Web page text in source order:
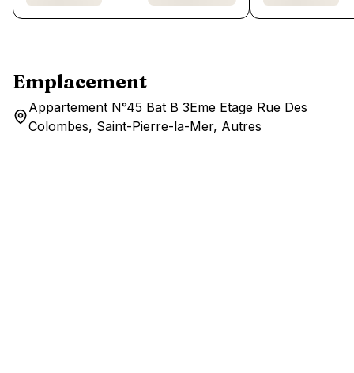
Emplacement
Appartement N°45 Bat B 3Eme Etage Rue Des
Colombes, Saint-Pierre-la-Mer, Autres